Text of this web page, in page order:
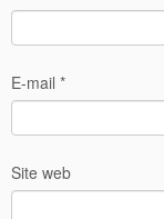
E-mail *
Site web